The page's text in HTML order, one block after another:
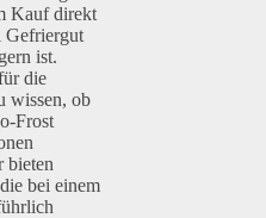
Kauf direkt
Gefriergut
ist.
die
wissen, ob
Frost
bieten
bei einem